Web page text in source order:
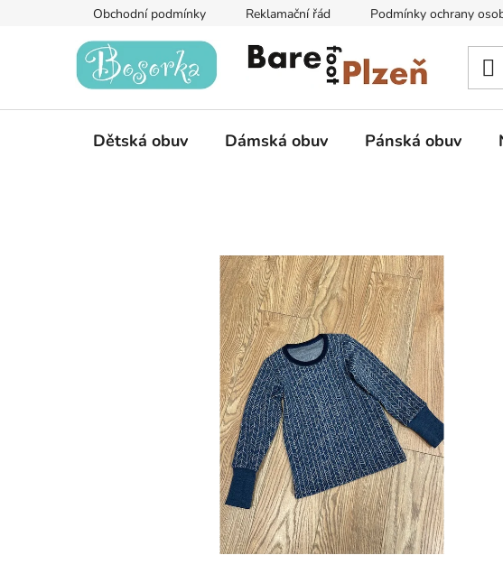
Obchodní podmínky Reklamační řád Podmínky ochrany
Dětská obuv Dámská obuv Pánská obuv